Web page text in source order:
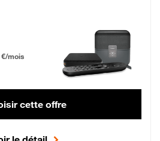
Fibre
mois puis 42,99 € par mois, Engagement 12 mois
€/mois
cette offre